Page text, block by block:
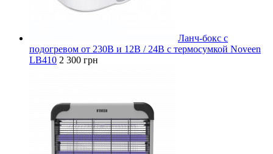
Ланч-бокс с
подогревом от 230В и 12В / 24В с термосумкой Noveen
LB410 2 300 грн